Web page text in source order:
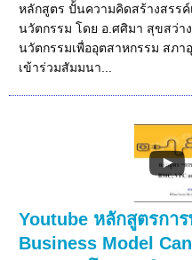
หลักสูตร ปั้นความคิดสร้างสร
นวัตกรรม โดย อ.ศศิมา สุขสว่
นวัตกรรมเพื่ออุตสาหกรรม สภา
เข้าร่วมสัมมนา...
Youtube หลักสูตรกา
Business Model